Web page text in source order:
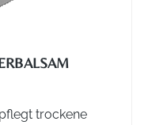
trockene